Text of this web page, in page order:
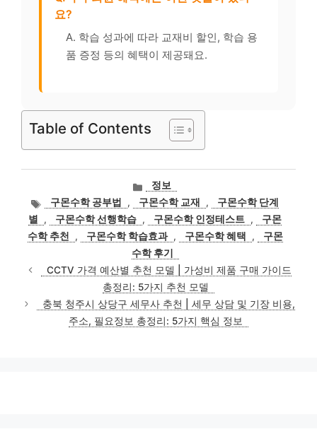
요?
A. 학습 성과에 따라 교재비 할인, 학습 용
품 증정 등의 혜택이 제공돼요.
Table of Contents
카
테
고
리
정보
태구몬수학 공부법 , 구몬수학 교재 ,
구몬수학 단계
별
, 구몬수학 선행학습 , 구몬수학 인정테스트 ,
구몬
수학 추천
, 구몬수학 학습효과 , 구몬수학 혜택 ,
구몬
수학 후기
CCTV 가격 예산별 추천 모델 | 가성비 제품 구매 가이드
총정리: 5가지 추천 모델
충북 청주시 상당구 세무사 추천 | 세무 상담 및 기장 비용,
주소, 필요정보 총정리: 5가지 핵심 정보